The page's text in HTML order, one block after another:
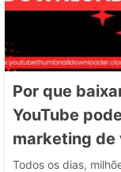
Por que
YouTube
marketing de
Todos os dias,